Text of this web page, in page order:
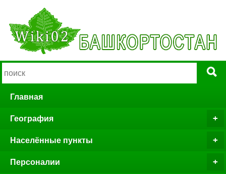
Главная
География
Населённые пункты
Персоналии